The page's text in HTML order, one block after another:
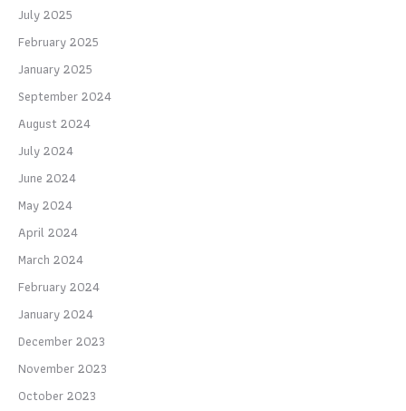
July 2025
February 2025
January 2025
September 2024
August 2024
July 2024
June 2024
May 2024
April 2024
March 2024
February 2024
January 2024
December 2023
November 2023
October 2023